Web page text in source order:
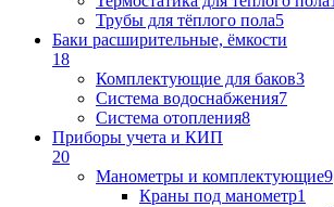
Трубы для тёплого пола5
Баки расширительные, ёмкости
18
Комплектующие для баков3
Система водоснабжения7
Система отопления8
Приборы учета и КИП
20
Манометры и комплектующие9
Краны под манометр1